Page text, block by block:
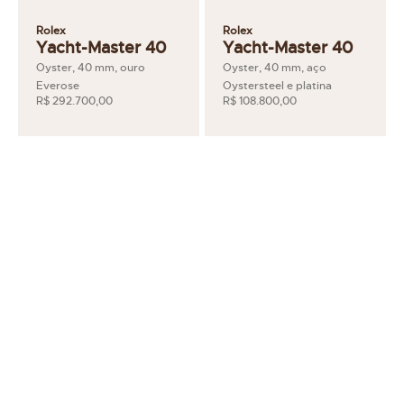
Rolex
Yacht-Master 40
Oyster, 40 mm, ouro
Everose
R$ 292.700,00
Rolex
Yacht-Master 40
Oyster, 40 mm, aço
Oystersteel e platina
R$ 108.800,00